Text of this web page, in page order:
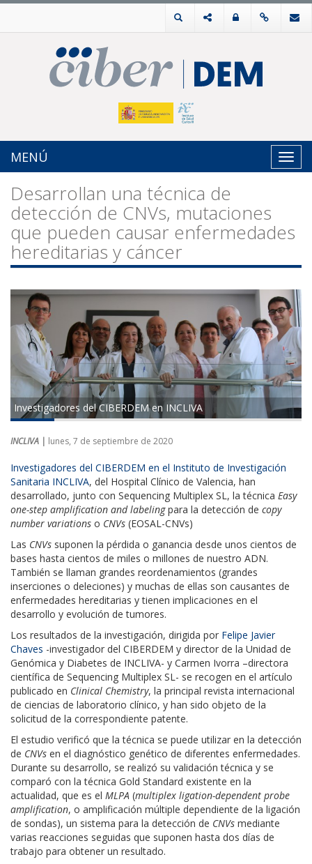
MENÚ
Desarrollan una técnica de
detección de CNVs, mutaciones
que pueden causar enfermedades
hereditarias y cáncer
Investigadores del CIBERDEM en INCLIVA
INCLIVA | lunes, 7 de septiembre de 2020
Investigadores del CIBERDEM en el Instituto de Investigación
Sanitaria INCLIVA, del Hospital Clínico de Valencia, han
desarrollado, junto con Sequencing Multiplex SL, la técnica Easy
one-step amplification and labelingpara la detección de copy
number variations o CNVs (EOSAL-CNVs)
Las CNVs suponen la pérdida o ganancia desde unos cientos de
bases hasta cientos de miles o millones de nuestro ADN.
También se llaman grandes reordenamientos (grandes
inserciones o deleciones) y muchas de ellas son causantes de
enfermedades hereditarias y tienen implicaciones en el
desarrollo y evolución de tumores.
Los resultados de la investigación, dirigida por Felipe Javier
Chaves -investigador del CIBERDEM y director de la Unidad de
Genómica y Diabetes de INCLIVA- y Carmen Ivorra –directora
científica de Sequencing Multiplex SL- se recogen en el artículo
publicado en Clinical Chemistry, la principal revista internacional
de ciencias de laboratorio clínico, y han sido objeto de la
solicitud de la correspondiente patente.
El estudio verificó que la técnica se puede utilizar en la detección
de CNVs en el diagnóstico genético de diferentes enfermedades.
Durante su desarrollo, se realizó su validación técnica y se
comparó con la técnica Gold Standard existente en la
actualidad, que es el MLPA (multiplex ligation-dependent probe
amplification, o amplificación múltiple dependiente de la ligación
de sondas), un sistema para la detección de CNVs mediante
varias reacciones seguidas que suponen hasta dos días de
trabajo para obtener un resultado.